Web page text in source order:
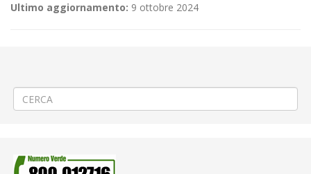
Ultimo aggiornamento: 9 ottobre 2024